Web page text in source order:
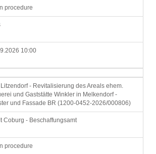
procedure
10:00
- Revitalisierung des Areals ehem.
und Gaststätte Winkler in Melkendorf -
und Fassade BR (1200-0452-2026/000806)
Coburg - Beschaffungsamt
procedure